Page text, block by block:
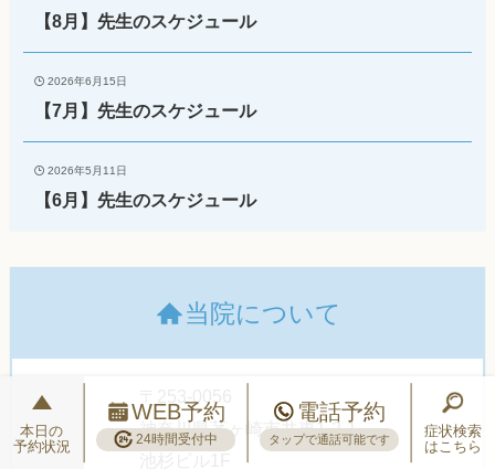
【8月】先生のスケジュール
2026年6月15日
【7月】先生のスケジュール
2026年5月11日
【6月】先生のスケジュール
当院について
神奈川県茅ヶ崎市共恵1-2-1
本日の
予約状況
WEB予約
24時間受付中
電話予約
タップで通話可能です
症状検索
はこちら